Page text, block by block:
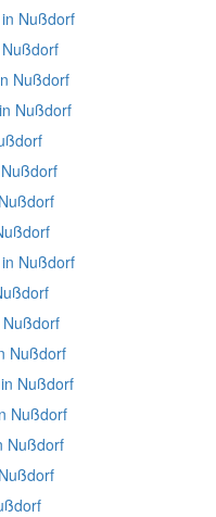
Nußdorf
Nußdorf
Nußdorf
Nußdorf
Nußdorf
Nußdorf
Nußdorf
Nußdorf